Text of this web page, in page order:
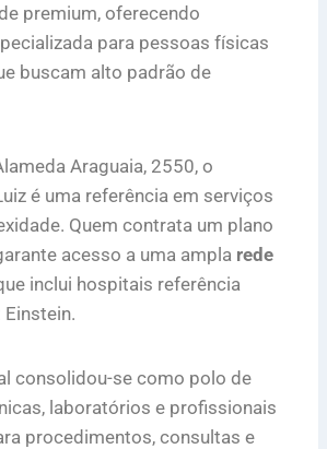
premium, oferecendo
para pessoas físicas
buscam alto padrão de
Araguaia, 2550, o
é uma referência em serviços
Quem contrata um plano
acesso a uma ampla rede
inclui hospitais referência
consolidou-se como polo de
laboratórios e profissionais
procedimentos, consultas e